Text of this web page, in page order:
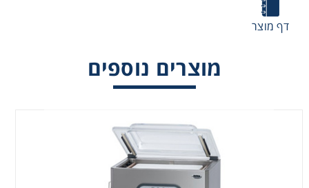
דף מוצר
מוצרים נוספים
Glassware
Liquid Handling
Reagents & Kits
Consumables